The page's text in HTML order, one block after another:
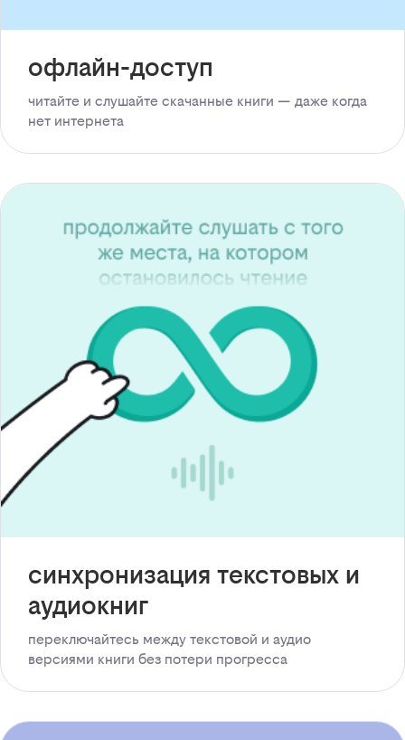
офлайн-доступ
читайте и слушайте скачанные книги — даже когда
нет интернета
синхронизация текстовых и
аудиокниг
переключайтесь между текстовой и аудио
версиями книги без потери прогресса